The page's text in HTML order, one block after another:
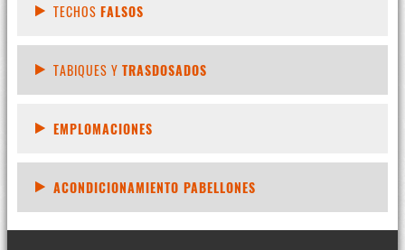
TECHOS FALSOS
TABIQUES Y TRASDOSADOS
EMPLOMACIONES
ACONDICIONAMIENTO PABELLONES